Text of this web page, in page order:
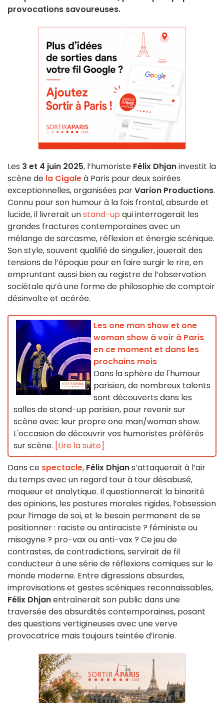
provocations savoureuses.
Les 3 et 4 juin 2025, l’humoriste Félix Dhjaninvestit la
scène de la Cigaleà Paris pour deux soirées
exceptionnelles, organisées parVarion Productions.
Connu pour son humour à la fois frontal, absurde et
lucide, il livrerait unstand-up qui interrogerait les
grandes fractures contemporaines avec un
mélange de sarcasme, réflexion et énergie scénique.
Son style, souvent qualifié de singulier, jouerait des
tensions de l’époque pour en faire surgir le rire, en
empruntant aussi bien au registre de l’observation
sociétale qu’à une forme de philosophie de comptoir
désinvolte et acérée.
Les one man show et one
woman show à voir à Paris
en ce moment et dans les
prochains mois
Dans la sphère de l'humour
parisien, de nombreux talents
sont découverts dans les
salles de stand-up parisien, pour revenir sur
scène avec leur propre one man/woman show.
L'occasion de découvrir vos humoristes préférés
sur scène. [Lire la suite]
Dans ce spectacle, Félix Dhjans’attaquerait à l’air
du temps avec un regard tour à tour désabusé,
moqueur et analytique. Il questionnerait la binarité
des opinions, les postures morales rigides, l’obsession
pour l’image de soi, et le besoin permanent de se
positionner : raciste ou antiraciste ? féministe ou
misogyne ? pro-vax ou anti-vax ? Ce jeu de
contrastes, de contradictions, servirait de fil
conducteur à une série de réflexions comiques sur le
monde moderne. Entre digressions absurdes,
improvisations et gestes scéniques reconnaissables,
Félix Dhjanentraînerait son public dans une
traversée des absurdités contemporaines, posant
des questions vertigineuses avec une verve
provocatrice mais toujours teintée d’ironie.